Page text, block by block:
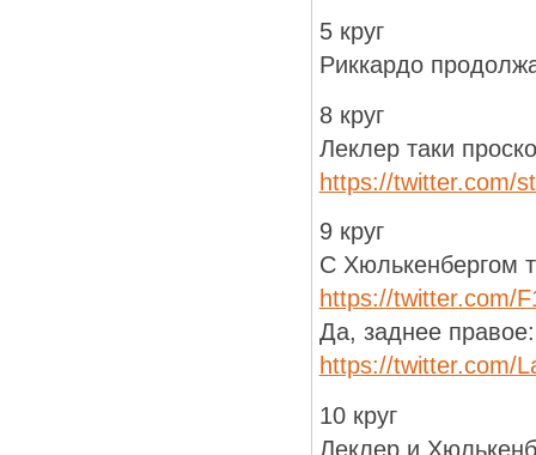
5 круг
Риккардо
8 круг
Леклер таки
https://twitter.com/
9 круг
С Хюлькенбергом
https://twitter.com/
Да, заднее правое:
https://twitter.com/
10 круг
Леклер и